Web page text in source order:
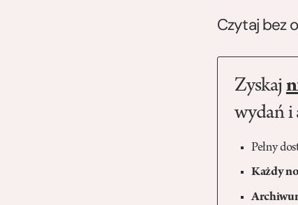
Czytaj bez
Zyskaj
wydań
Pełny
Każdy